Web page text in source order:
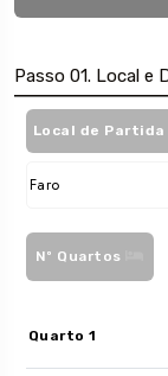
Passo 01. Local e
Local de Partida
Faro
Nº Quartos
Quarto 1